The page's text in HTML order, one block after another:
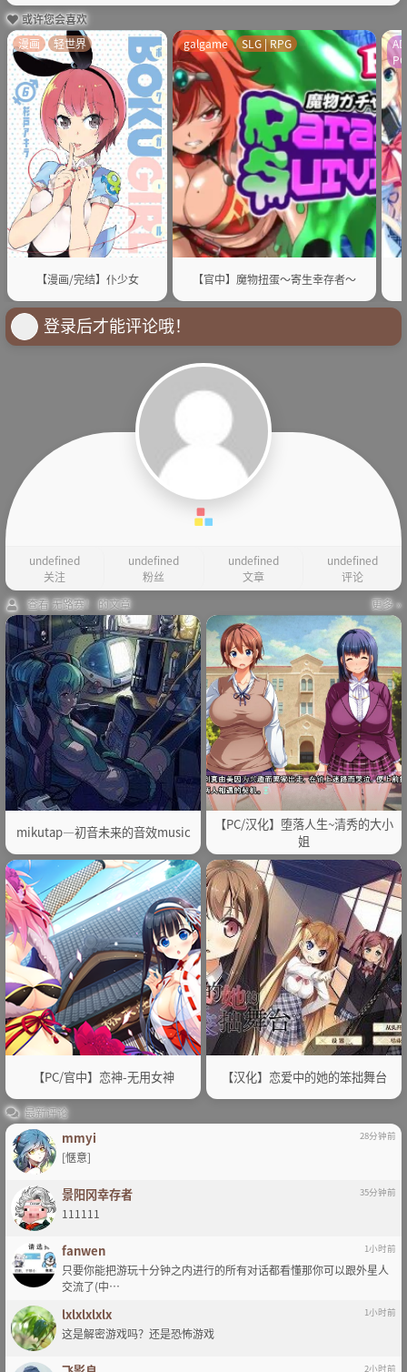
或许您会喜欢
【漫画/完结】仆少女
漫画 轻世界
【官中】魔物扭蛋～寄生幸存者～
galgame SLG | RPG
PC
登录后才能评论哦！
undefined
关注
undefined
粉丝
undefined
文章
undefined
评论
查看 无路赛！ 的文章
更多 »
mikutap—初音未来的音效music
【PC/汉化】堕落人生~清秀的大小
姐
【PC/官中】恋神-无用女神 【汉化】恋爱中的她的笨拙舞台
最新评论
mmyi 28分钟前
[惬意]
景阳冈幸存者 35分钟前
111111
fanwen 1小时前
只要你能把游玩十分钟之内进行的所有对话都看懂那你可以跟外星人
交流了(中…
lxlxlxlxlx 1小时前
这是解密游戏吗？还是恐怖游戏
2小时前